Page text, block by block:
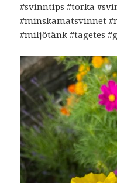
#svinntips #torka
#minskamatsvinnet
#miljötänk #tagetes